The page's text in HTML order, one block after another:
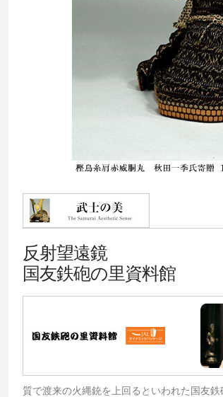
反射望遠鏡
国友鉄砲の里資料館
質で渡来の火縄銃を上回るといわれた国友